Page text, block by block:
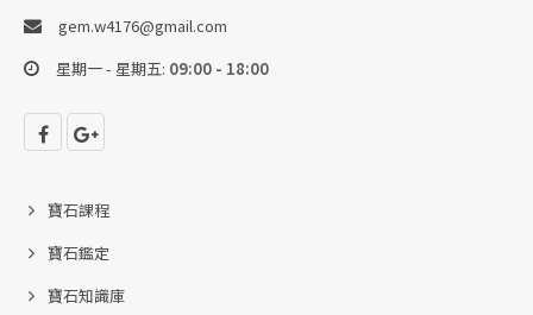
gem.w4176@gmail.com
星期一 - 星期五: 09:00 - 18:00
寶石課程
寶石鑑定
寶石知識庫